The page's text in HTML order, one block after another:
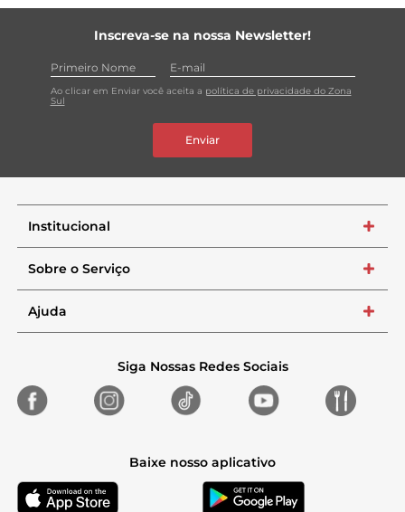
Inscreva-se na nossa Newsletter!
Ao clicar em Enviar você aceita a política de privacidade do Zona
Sul
Enviar
Institucional +
Sobre o Serviço +
Ajuda +
Siga Nossas Redes Sociais
Baixe nosso aplicativo